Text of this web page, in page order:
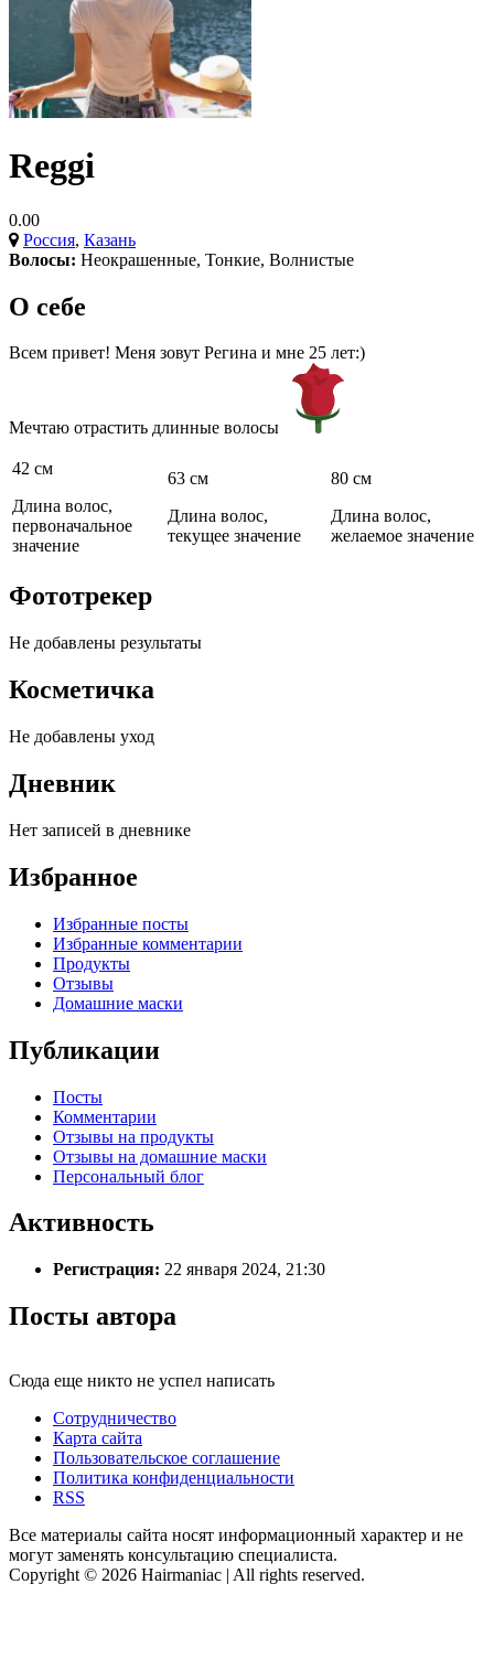
Reggi
0.00
Россия, Казань
Волосы: Неокрашенные, Тонкие, Волнистые
О себе
Всем привет! Меня зовут Регина и мне 25 лет:)
Мечтаю отрастить длинные волосы
42 см
Длина волос,
первоначальное
значение
63 см
Длина волос,
текущее значение
80 см
Длина волос,
желаемое значение
Фототрекер
Не добавлены результаты
Косметичка
Не добавлены уход
Дневник
Нет записей в дневнике
Избранное
Избранные посты
Избранные комментарии
Продукты
Отзывы
Домашние маски
Публикации
Посты
Комментарии
Отзывы на продукты
Отзывы на домашние маски
Персональный блог
Активность
Регистрация: 22 января 2024, 21:30
Посты автора
Сюда еще никто не успел написать
Сотрудничество
Карта сайта
Пользовательское соглашение
Политика конфиденциальности
RSS
Все материалы сайта носят информационный характер и не
могут заменять консультацию специалиста.
Copyright © 2026 Hairmaniac | All rights reserved.